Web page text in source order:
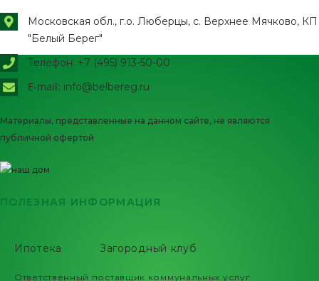
Московская обл., г.о. Люберцы, с. Верхнее Мячково, КП
"Белый Берег"
Телефон: +7 (495) 913-50-00
E-mail: info@belbereg.ru
Материалы, представленные на данном сайте, не являются
публичной офертой
ПОЛЕЗНАЯ ИНФОРМАЦИЯ
Ипотека Загородный клуб
Ответственный поставщик коммунальных услуг